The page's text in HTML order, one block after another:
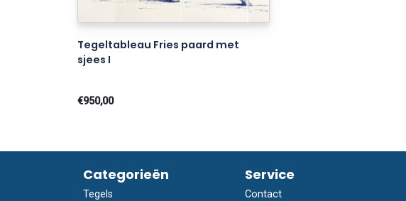
Tegeltableau Fries paard met
sjees I
€950,00
Categorieën
Tegels
Service
Contact